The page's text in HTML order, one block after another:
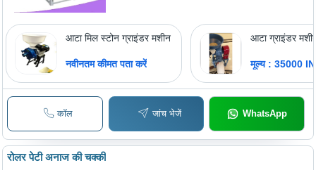
आटा मिल स्टोन ग्राइंडर मशीन
नवीनतम कीमत पता करें
आटा ग्राइंडर
मूल्य : 35000
कॉल जांच भेजें WhatsApp
रोलर पेटी अनाज की चक्की